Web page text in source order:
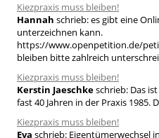
n
n
a
c
h
:
Kiezpraxis muss bleiben!
Hannah schrieb:es gibt eine
unterzeichnen kann.
https://www.openpetition.de/
bleiben bitte zahlreich
Kiezpraxis muss bleiben!
Kerstin Jaeschkeschrieb: Das
fast 40 Jahren in der Praxis 1985.
Kiezpraxis muss bleiben!
Eva schrieb: Eigentümerwechsel